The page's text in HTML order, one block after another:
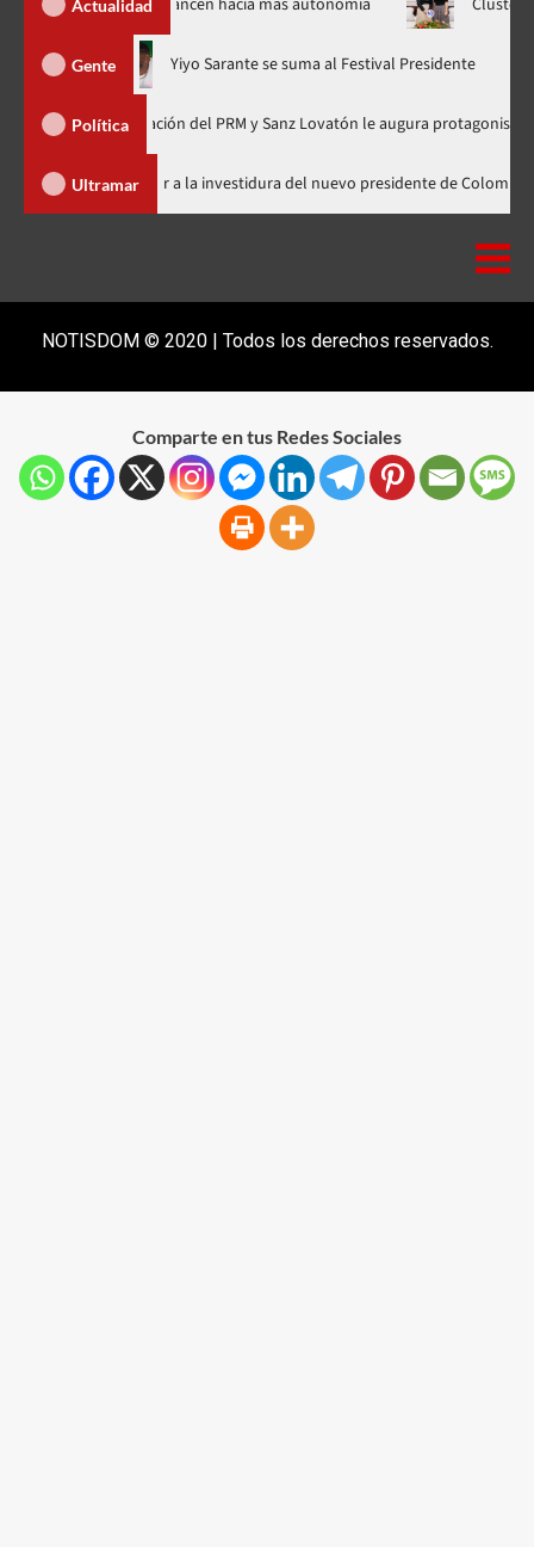
Actualidad
hospitales avancen hacia más autonomía Clúster respalda
Gente
en nuevo horario Yiyo Sarante se suma al Festival
Política
Organización del PRM y Sanz Lovatón le augura protagonismo político
Ultramar
Abinader llega a Cali para asistir a la investidura del nuevo presidente
NOTISDOM © 2020 | Todos los derechos reservados.
Comparte en tus Redes Sociales